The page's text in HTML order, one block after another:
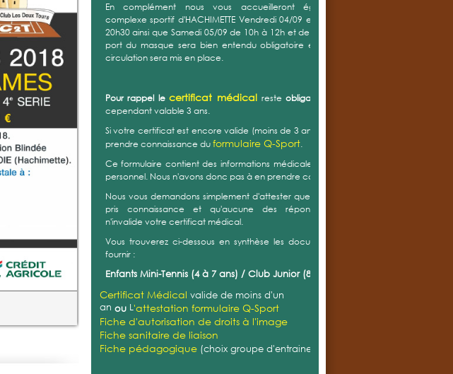
En complément nous vous accueilleront également au
complexe sportif d'HACHIMETTE Vendredi 04/09 entre 17h30 et
20h30 ainsi que Samedi 05/09 de 10h à 12h et de 14h à 16h. Le
port du masque sera bien entendu obligatoire et un sens de
circulation sera mis en place.
Pour rappel lecertificat médical resteobligatoire
cependant valable 3 ans.
Si votre certificat est encore valide (moins de 3 ans) vous devez
prendre connaissance duformulaire Q-Sport.
Ce formulaire contient des informations médicales et est donc
personnel. Nous n'avons donc pas à en prendre connaissance.
Nous vous demandons simplement d'attester que vous en avez
pris connaissance et qu'aucune des réponses (positive)
n'invalide votre certificat médical.
Vous trouverez ci-dessous en synthèse les documents à nous
fournir :
Enfants Mini-Tennis (4 à 7 ans) / Club Junior (8 à 13 ans) :
Certificat Médical valide de moins d'un
an ouL'attestation formulaire Q-Sport
Fiche d'autorisation de droits à l'image
Fiche sanitaire de liaison
Fiche pédagogique(choix groupe d'entrainement)